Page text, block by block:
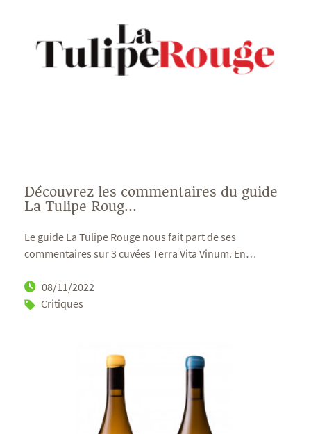
Découvrez les commentaires du guide
La Tulipe Roug...
Le guide La Tulipe Rouge nous fait part de ses
commentaires sur 3 cuvées Terra Vita Vinum. En…
08/11/2022
Critiques